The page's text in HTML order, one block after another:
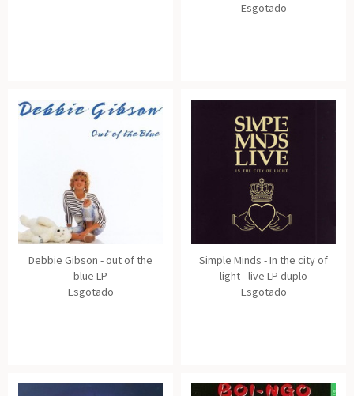
Esgotado
Debbie Gibson - out of the
blue LP
Esgotado
Simple Minds - In the city of
light - live LP duplo
Esgotado